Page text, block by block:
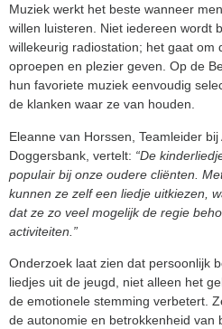
Muziek werkt het beste wanneer
willen luisteren. Niet iedereen wordt
willekeurig radiostation; het gaat om
oproepen en plezier geven. Op de
hun favoriete muziek eenvoudig
de klanken waar ze van houden.
Eleanne van Horssen, Teamleider
Doggersbank, vertelt: “De
populair bij onze oudere cliënten.
kunnen ze zelf een liedje uitkiezen,
dat ze zo veel mogelijk de regie
activiteiten.”
Onderzoek laat zien dat persoonlijk
liedjes uit de jeugd, niet alleen het
de emotionele stemming verbetert.
de autonomie en betrokkenheid van